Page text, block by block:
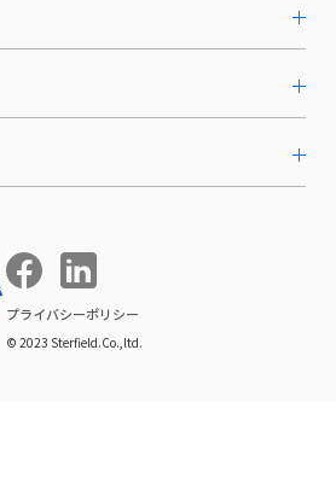
プライバシーポリシー
© 2023 Sterfield.Co.,ltd.